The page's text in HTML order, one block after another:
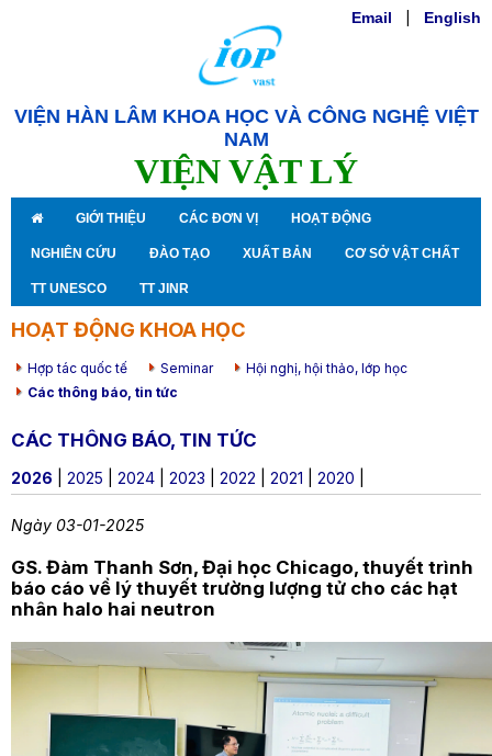
VIỆN HÀN LÂM KHOA HỌC VÀ CÔNG NGHỆ VIỆT
NAM
VIỆN VẬT LÝ
Email English
GIỚI THIỆU CÁC ĐƠN VỊ HOẠT ĐỘNG
NGHIÊN CỨU ĐÀO TẠO XUẤT BẢN CƠ SỞ VẬT CHẤT
TT UNESCO TT JINR
HOẠT ĐỘNG KHOA HỌC
Hợp tác quốc tế Seminar
Hội nghị, hội thảo, lớp học
Các thông báo, tin tức
CÁC THÔNG BÁO, TIN TỨC
2026 2025 2024 2023 2022 2021 2020
Ngày 03-01-2025
GS. Đàm Thanh Sơn, Đại học Chicago, thuyết trình
báo cáo về lý thuyết trường lượng tử cho các hạt
nhân halo hai neutron